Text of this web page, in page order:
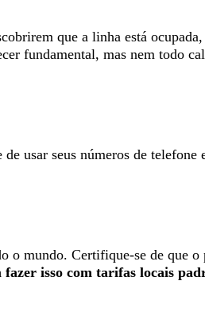
que a linha está
fundamental, mas nem todo
usar seus números de telefone
o mundo. Certifique-se de que o
isso com tarifas locais